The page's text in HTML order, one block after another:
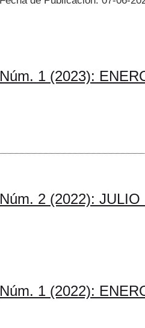
Núm. 1 (2023):
Núm. 2 (2022):
Núm. 1 (2022):